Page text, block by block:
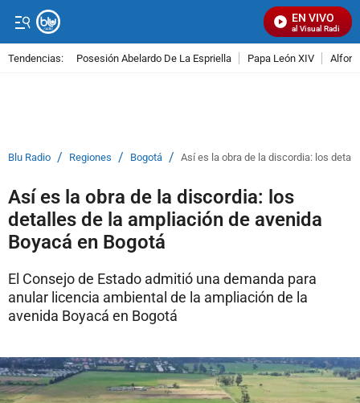
EN VIVO
Señal Visual Radio
Tendencias: Posesión Abelardo De La Espriella Papa León XIV
Blu Radio / Regiones / Bogotá / Así es la obra de la discordia: los
Así es la obra de la discordia: los
detalles de la ampliación de avenida
Boyacá en Bogotá
El Consejo de Estado admitió una demanda para
anular licencia ambiental de la ampliación de la
avenida Boyacá en Bogotá